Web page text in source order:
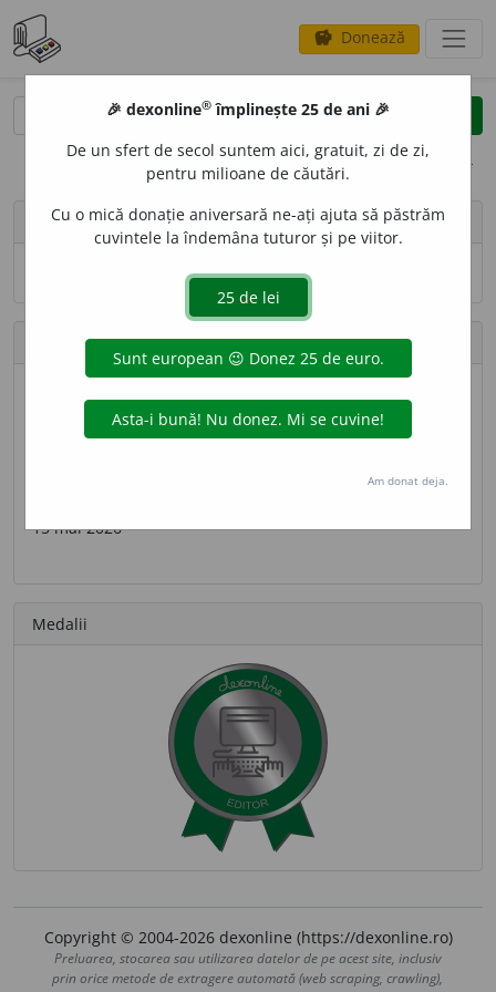
savings Donează
opțiuni
person elenadecu37
Numele și adresa de e-mail nu sînt vizibile.
Contribuții
50 (locul 100)
15 mai 2026
Medalii
Copyright © 2004-2026 dexonline (https://dexonline.ro)
Preluarea, stocarea sau utilizarea datelor de pe acest site, inclusiv
prin orice metode de extragere automată (web scraping, crawling),
🎉 dexonline® împlinește 25 de ani 🎉
De un sfert de secol suntem aici, gratuit, zi de zi,
pentru milioane de căutări.
Cu o mică donație aniversară ne-ați ajuta să păstrăm
cuvintele la îndemâna tuturor și pe viitor.
Am donat deja.